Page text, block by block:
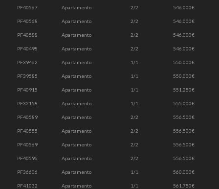
PF40567 Apartamento 2/2 546.000€
PF40568 Apartamento 2/2 546.000€
PF40588 Apartamento 2/2 546.000€
PF40498 Apartamento 2/2 546.000€
PF39462 Apartamento 1/1 550.000€
PF39585 Apartamento 1/1 550.000€
PF40915 Apartamento 1/1 551.250€
PF32158 Apartamento 1/1 555.000€
PF40589 Apartamento 2/2 556.500€
PF40555 Apartamento 2/2 556.500€
PF40569 Apartamento 2/2 556.500€
PF40596 Apartamento 2/2 556.500€
PF36606 Apartamento 1/1 560.000€
PF41032 Apartamento 1/1 561.750€